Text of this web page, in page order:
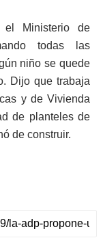
Ministerio de
todas las
niño se quede
Dijo que trabaja
y de Vivienda
de planteles de
de construir.